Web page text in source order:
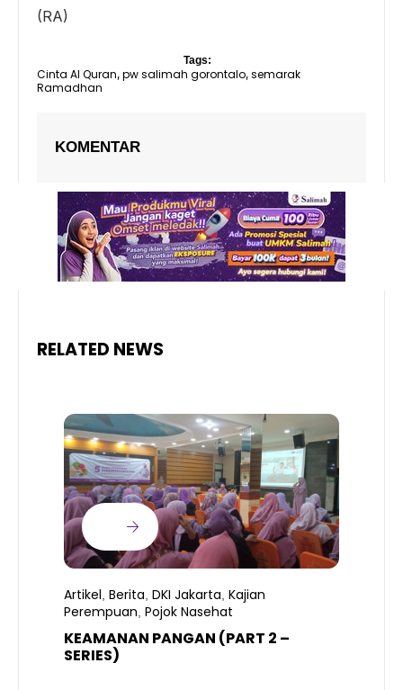
(RA)
Tags:
Cinta Al Quran, pw salimah gorontalo, semarak
Ramadhan
KOMENTAR
RELATED NEWS
Artikel Berita DKI Jakarta Kajian
Perempuan Pojok Nasehat
KEAMANAN PANGAN (PART 2 –
SERIES)